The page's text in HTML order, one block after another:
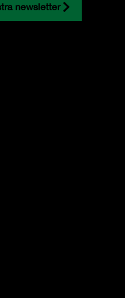
newsletter